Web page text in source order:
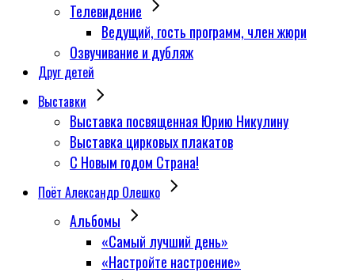
Телевидение
Ведущий, гость программ, член жюри
Озвучивание и дубляж
Друг детей
Выставки
Выставка посвященная Юрию Никулину
Выставка цирковых плакатов
С Новым годом Страна!
Поёт Александр Олешко
Альбомы
«Самый лучший день»
«Настройте настроение»